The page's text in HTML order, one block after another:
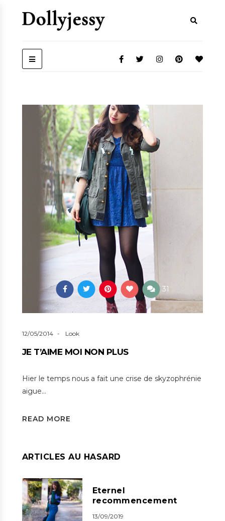
31
12/05/2014 Look
JE T’AIME MOI NON PLUS
Hier le temps nous a fait une crise de skyzophrénie
aigue…
READ MORE
ARTICLES AU HASARD
Eternel
recommencement
13/09/2019